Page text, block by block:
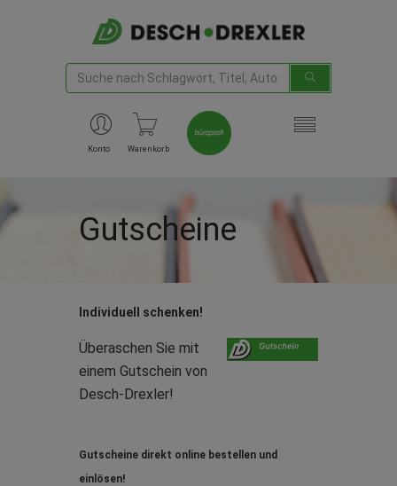
Konto Warenkorb
Gutscheine
Individuell schenken!
Überaschen Sie mit
einem Gutschein von
Desch-Drexler!
Gutscheine direkt online bestellen und
einlösen!